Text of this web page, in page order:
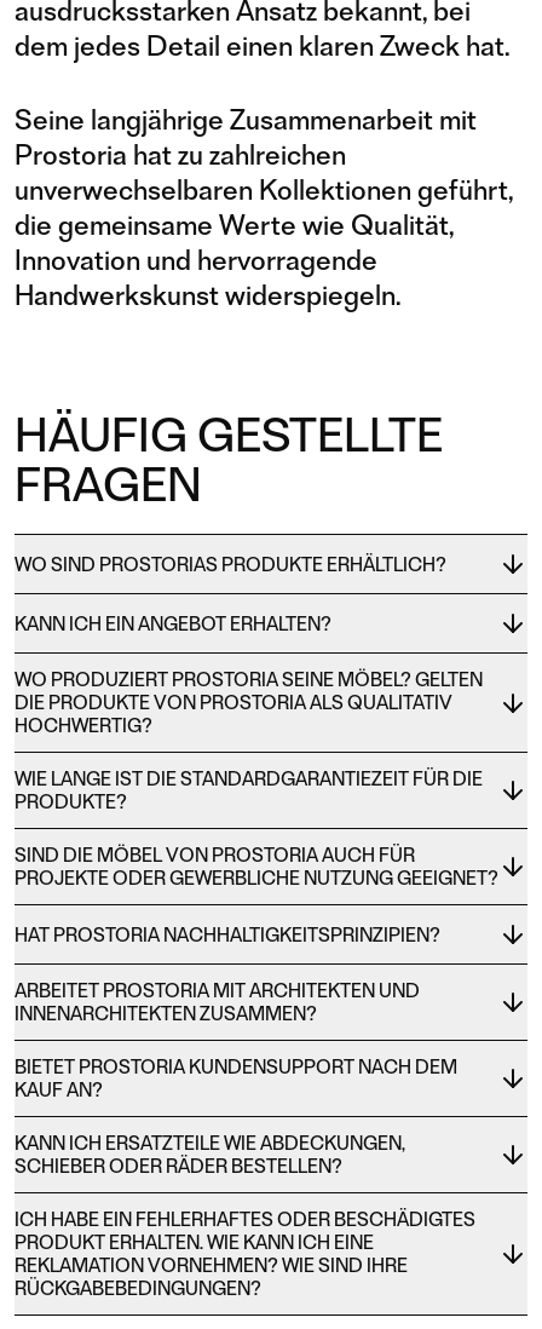
ausdrucksstarken Ansatz bekannt, bei
dem jedes Detail einen klaren Zweck hat.
Seine langjährige Zusammenarbeit mit
Prostoria hat zu zahlreichen
unverwechselbaren Kollektionen geführt,
die gemeinsame Werte wie Qualität,
Innovation und hervorragende
Handwerkskunst widerspiegeln.
HÄUFIG GESTELLTE
FRAGEN
WO SIND PROSTORIAS PRODUKTE ERHÄLTLICH?
KANN ICH EIN ANGEBOT ERHALTEN?
WO PRODUZIERT PROSTORIA SEINE MÖBEL? GELTEN
DIE PRODUKTE VON PROSTORIA ALS QUALITATIV
HOCHWERTIG?
WIE LANGE IST DIE STANDARDGARANTIEZEIT FÜR DIE
PRODUKTE?
SIND DIE MÖBEL VON PROSTORIA AUCH FÜR
PROJEKTE ODER GEWERBLICHE NUTZUNG GEEIGNET?
HAT PROSTORIA NACHHALTIGKEITSPRINZIPIEN?
ARBEITET PROSTORIA MIT ARCHITEKTEN UND
INNENARCHITEKTEN ZUSAMMEN?
BIETET PROSTORIA KUNDENSUPPORT NACH DEM
KAUF AN?
KANN ICH ERSATZTEILE WIE ABDECKUNGEN,
SCHIEBER ODER RÄDER BESTELLEN?
ICH HABE EIN FEHLERHAFTES ODER BESCHÄDIGTES
PRODUKT ERHALTEN. WIE KANN ICH EINE
REKLAMATION VORNEHMEN? WIE SIND IHRE
RÜCKGABEBEDINGUNGEN?